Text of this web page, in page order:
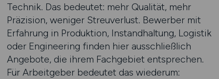
Technik. Das bedeutet: mehr Qualität, mehr
Präzision, weniger Streuverlust. Bewerber mit
Erfahrung in Produktion, Instandhaltung, Logistik
oder Engineering finden hier ausschließlich
Angebote, die ihrem Fachgebiet entsprechen.
Für Arbeitgeber bedeutet das wiederum: